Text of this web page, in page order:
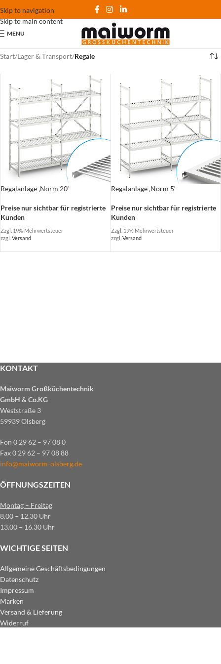
Skip to navigation
Skip to main content
MENU
Start/Lager & Transport/Regale
Regalanlage ‚Norm 20‘
Preise nur sichtbar für registrierte
Kunden
Zzgl. 19% Mehrwertsteuer
zzgl. Versand
Regalanlage ‚Norm 5‘
Preise nur sichtbar für registrierte
Kunden
Zzgl. 19% Mehrwertsteuer
zzgl. Versand
KONTAKT
Maiworm Großküchentechnik
GmbH & Co.KG
Weststraße 3
59939 Olsberg
Fon 0 29 62 – 97 08 0
Fax 0 29 62 – 97 08 88
info@maiworm-olsberg.de
ÖFFNUNGSZEITEN
Montag – Freitag
8.00 – 12.30 Uhr
13.00 – 16.30 Uhr
WICHTIGE SEITEN
Allgemeine Geschäftsbedingungen
Datenschutz
Impressum
Marken
Versand & Lieferung
Widerruf